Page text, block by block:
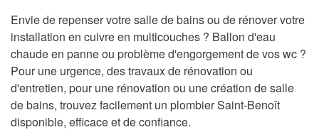
Envie de repenser votre salle de bains ou de rénover votre
installation en cuivre en multicouches ? Ballon d'eau
chaude en panne ou problème d'engorgement de vos wc ?
Pour une urgence, des travaux de rénovation ou
d'entretien, pour une rénovation ou une création de salle
de bains, trouvez facilement un plombier Saint-Benoît
disponible, efficace et de confiance.